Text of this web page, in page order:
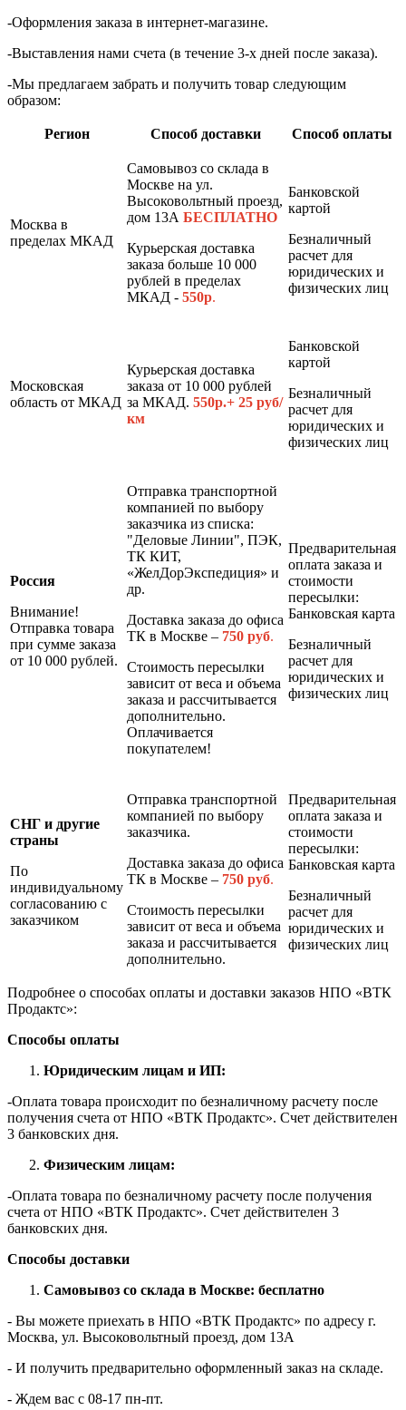
-Оформления заказа в интернет-магазине.
-Выставления нами счета (в течение 3-х дней после заказа).
-Мы предлагаем забрать и получить товар следующим
образом:
Регион Способ доставки Способ оплаты
Москва в
пределах МКАД
Самовывоз со склада в
Москве на ул.
Высоковольтный проезд,
дом 13А БЕСПЛАТНО
Курьерская доставка
заказа больше 10 000
рублей в пределах
МКАД - 550р.
Банковской
картой
Безналичный
расчет для
юридических и
физических лиц
Московская
область от МКАД
Курьерская доставка
заказа от 10 000 рублей
за МКАД. 550р.+ 25 руб/
км
Банковской
картой
Безналичный
расчет для
юридических и
физических лиц
Россия
Внимание!
Отправка товара
при сумме заказа
от 10 000 рублей.
Отправка транспортной
компанией по выбору
заказчика из списка:
"Деловые Линии", ПЭК,
ТК КИТ,
«ЖелДорЭкспедиция» и
др.
Доставка заказа до офиса
ТК в Москве – 750 руб.
Стоимость пересылки
зависит от веса и объема
заказа и рассчитывается
дополнительно.
Оплачивается
покупателем!
Предварительная
оплата заказа и
стоимости
пересылки:
Банковская карта
Безналичный
расчет для
юридических и
физических лиц
СНГ и другие
страны
По
индивидуальному
согласованию с
заказчиком
Отправка транспортной
компанией по выбору
заказчика.
Доставка заказа до офиса
ТК в Москве – 750 руб.
Стоимость пересылки
зависит от веса и объема
заказа и рассчитывается
дополнительно.
Предварительная
оплата заказа и
стоимости
пересылки:
Банковская карта
Безналичный
расчет для
юридических и
физических лиц
Подробнее о способах оплаты и доставки заказов НПО «ВТК
Продактс»:
Способы оплаты
Юридическим лицам и ИП:
-Оплата товара происходит по безналичному расчету после
получения счета от НПО «ВТК Продактс». Счет действителен
3 банковских дня.
Физическим лицам:
-Оплата товара по безналичному расчету после получения
счета от НПО «ВТК Продактс». Счет действителен 3
банковских дня.
Способы доставки
Самовывоз со склада в Москве: бесплатно
- Вы можете приехать в НПО «ВТК Продактс» по адресу г.
Москва, ул. Высоковольтный проезд, дом 13А
- И получить предварительно оформленный заказ на складе.
- Ждем вас c 08-17 пн-пт.